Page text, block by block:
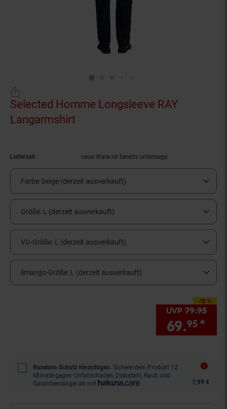
Selected Homme Longsleeve RAY
Langarmshirt
Lieferzeit: neue Ware ist bereits unterwegs
Farbe: beige (derzeit ausverkauft)
Größe: L (derzeit ausverkauft)
VG-Größe: L (derzeit ausverkauft)
limango-Größe: L (derzeit ausverkauft)
-12 %
Sie Sparen 12
UVP 79.95
69.95 *
Rundum-Schutz hinzufügen. Sichere dein Produkt 12
Monate gegen Unfallschäden, Diebstahl, Raub und
Garantiemängel ab mit
7,99 €